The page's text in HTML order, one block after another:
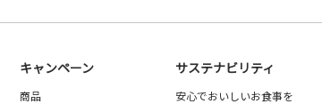
キャンペーン
商品
サステナビリティ
安心でおいしいお食事を